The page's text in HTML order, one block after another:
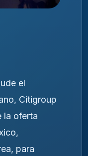
el
Citigroup
la oferta
para